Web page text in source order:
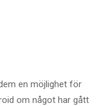
en möjlighet för
om något har gått